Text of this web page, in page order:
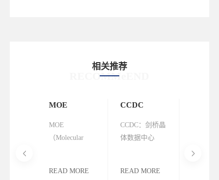
相关推荐
RECOMMeEND
MOE
MOE
（Molecular
分子操作环
READ MORE
CCDC
CCDC：剑桥晶
体数据中心
READ MORE
则的AI